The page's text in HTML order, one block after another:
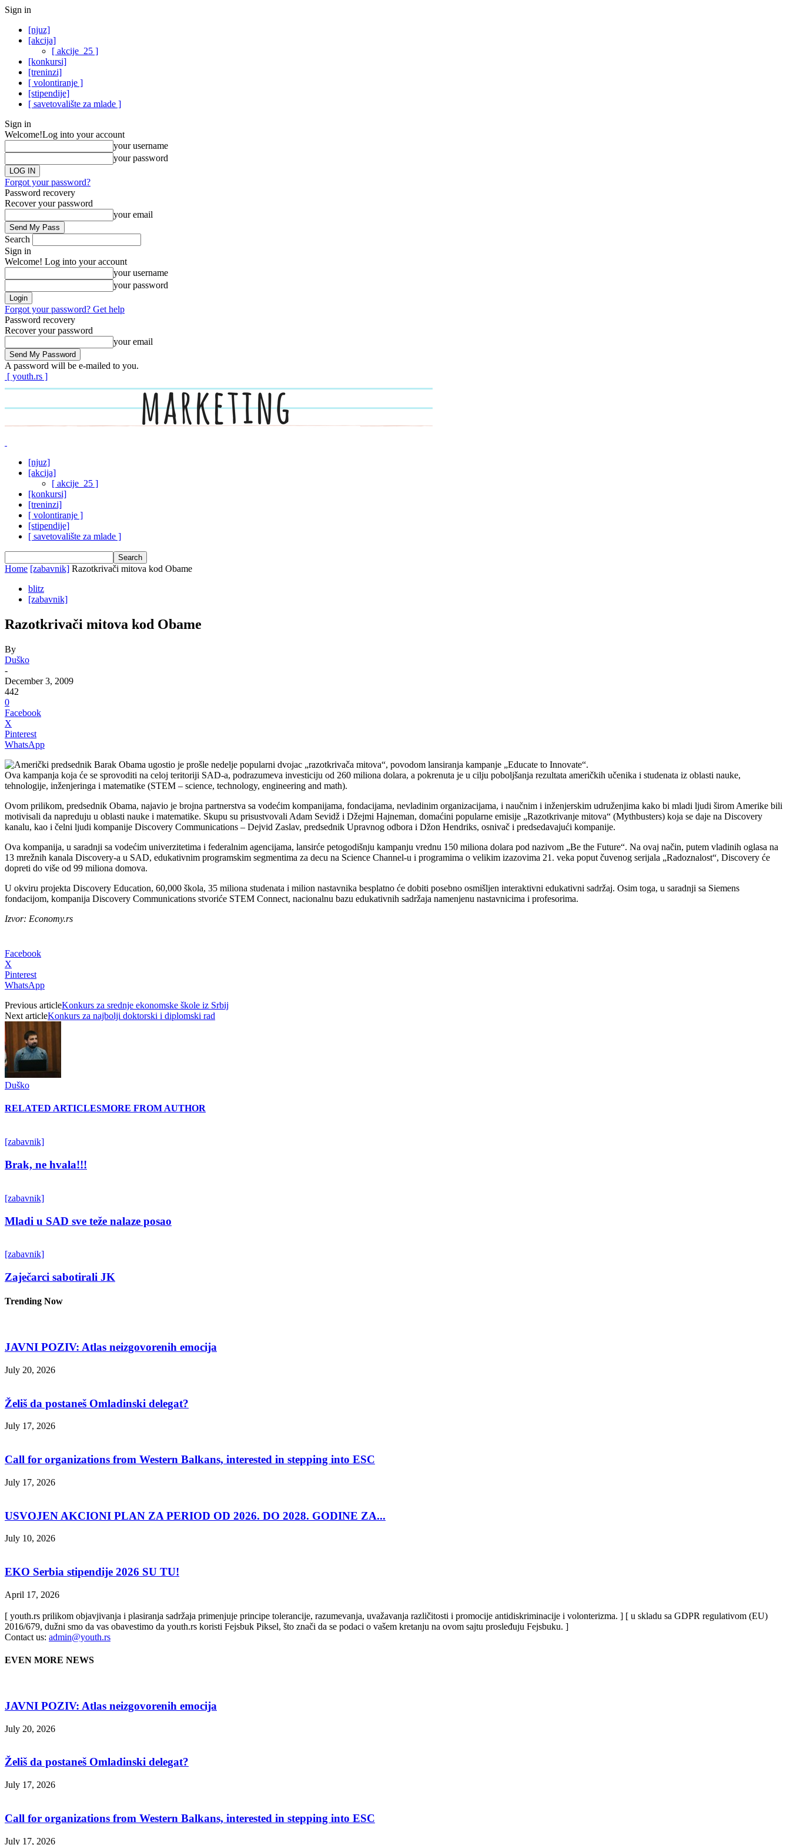
Sign in
[njuz]
[akcija]
[ akcije_25 ]
[konkursi]
[treninzi]
[ volontiranje ]
[stipendije]
[ savetovalište za mlade ]
Sign in
Welcome!Log into your account
your username
your password
Forgot your password?
Password recovery
Recover your password
your email
Search
Sign in
Welcome! Log into your account
your username
your password
Forgot your password? Get help
Password recovery
Recover your password
your email
A password will be e-mailed to you.
[ youth.rs ]
[njuz]
[akcija]
[ akcije_25 ]
[konkursi]
[treninzi]
[ volontiranje ]
[stipendije]
[ savetovalište za mlade ]
Home [zabavnik] Razotkrivači mitova kod Obame
blitz
[zabavnik]
Razotkrivači mitova kod Obame
By
Duško
-
December 3, 2009
442
0
Facebook
X
Pinterest
WhatsApp
Američki predsednik Barak Obama ugostio je prošle nedelje popularni dvojac „razotkrivača mitova“, povodom lansiranja kampanje „Educate to Innovate“.
Ova kampanja koja će se sprovoditi na celoj teritoriji SAD-a, podrazumeva investiciju od 260 miliona dolara, a pokrenuta je u cilju poboljšanja rezultata američkih učenika i studenata iz oblasti nauke,
tehnologije, inženjeringa i matematike (STEM – science, technology, engineering and math).
Ovom prilikom, predsednik Obama, najavio je brojna partnerstva sa vodećim kompanijama, fondacijama, nevladinim organizacijama, i naučnim i inženjerskim udruženjima kako bi mladi ljudi širom Amerike bili
motivisali da napreduju u oblasti nauke i matematike. Skupu su prisustvovali Adam Sevidž i Džejmi Hajneman, domaćini popularne emisije „Razotkrivanje mitova“ (Mythbusters) koja se daje na Discovery
kanalu, kao i čelni ljudi kompanije Discovery Communications – Dejvid Zaslav, predsednik Upravnog odbora i Džon Hendriks, osnivač i predsedavajući kompanije.
Ova kompanija, u saradnji sa vodećim univerzitetima i federalnim agencijama, lansirće petogodišnju kampanju vrednu 150 miliona dolara pod nazivom „Be the Future“. Na ovaj način, putem vladinih oglasa na
13 mrežnih kanala Discovery-a u SAD, edukativnim programskim segmentima za decu na Science Channel-u i programima o velikim izazovima 21. veka poput čuvenog serijala „Radoznalost“, Discovery će
dopreti do više od 99 miliona domova.
U okviru projekta Discovery Education, 60,000 škola, 35 miliona studenata i milion nastavnika besplatno će dobiti posebno osmišljen interaktivni edukativni sadržaj. Osim toga, u saradnji sa Siemens
fondacijom, kompanija Discovery Communications stvoriće STEM Connect, nacionalnu bazu edukativnih sadržaja namenjenu nastavnicima i profesorima.
Izvor: Economy.rs
Facebook
X
Pinterest
WhatsApp
Previous articleKonkurs za srednje ekonomske škole iz Srbij
Next articleKonkurs za najbolji doktorski i diplomski rad
Duško
RELATED ARTICLESMORE FROM AUTHOR
[zabavnik]
Brak, ne hvala!!!
[zabavnik]
Mladi u SAD sve teže nalaze posao
[zabavnik]
Zaječarci sabotirali JK
Trending Now
JAVNI POZIV: Atlas neizgovorenih emocija
July 20, 2026
Želiš da postaneš Omladinski delegat?
July 17, 2026
Call for organizations from Western Balkans, interested in stepping into ESC
July 17, 2026
USVOJEN AKCIONI PLAN ZA PERIOD OD 2026. DO 2028. GODINE ZA...
July 10, 2026
EKO Serbia stipendije 2026 SU TU!
April 17, 2026
[ youth.rs prilikom objavjivanja i plasiranja sadržaja primenjuje principe tolerancije, razumevanja, uvažavanja različitosti i promocije antidiskriminacije i volonterizma. ] [ u skladu sa GDPR regulativom (EU)
2016/679, dužni smo da vas obavestimo da youth.rs koristi Fejsbuk Piksel, što znači da se podaci o vašem kretanju na ovom sajtu prosleđuju Fejsbuku. ]
Contact us: admin@youth.rs
EVEN MORE NEWS
JAVNI POZIV: Atlas neizgovorenih emocija
July 20, 2026
Želiš da postaneš Omladinski delegat?
July 17, 2026
Call for organizations from Western Balkans, interested in stepping into ESC
July 17, 2026